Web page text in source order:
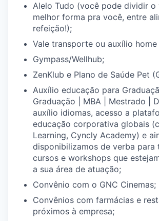
Alelo Tudo (você pode dividir o
melhor forma pra você, entre
refeição!);
Vale transporte ou auxílio
Gympass/Wellhub;
ZenKlub e Plano de Saúde Pet
Auxílio educação para
Graduação | MBA | Mestrado |
auxílio idiomas, acesso a
educação corporativa globais
Learning, Cyncly Academy) e
disponibilizamos de verba para
cursos e workshops que
a sua área de atuação;
Convênio com o GNC Cinemas;
Convênios com farmácias e
próximos à empresa;